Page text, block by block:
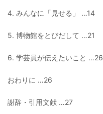
4. みんなに「見せる」 …14
5. 博物館をとびだして …21
6. 学芸員が伝えたいこと …26
おわりに …26
謝辞・引用文献 …27